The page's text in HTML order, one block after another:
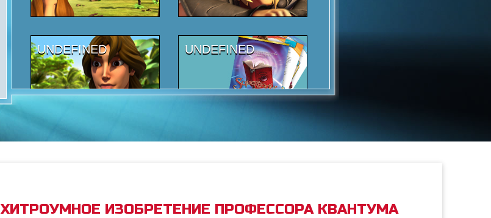
ХИТРОУМНОЕ ИЗОБРЕТЕНИЕ ПРОФЕССОРА КВАНТУМА